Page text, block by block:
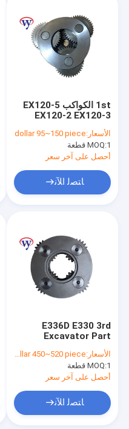
علبة التروس حفارة
غطاء المحرك النهائي
تجميع حامل الكوكب
مركز القيادة النهائي
Gearbox Ring Gear
Planetary Gear Carrier
محرك محرك حفارة
قطع غيار علبة التروس
1st الكواكب EX120-5
EX120-2 EX120-3
السفر علبة التروس
2028797-A
الأسعار:dollar 95~150 piece
MOQ:1 قطعة
أحصل على آخر سعر
ﺎﺘﺼﻟ ﺍﻶﻧ
E336D E330 3rd
Excavator Part
0643
الأسعار:dollar 450~520 piece
MOQ:1 قطعة
أحصل على آخر سعر
ﺎﺘﺼﻟ ﺍﻶﻧ